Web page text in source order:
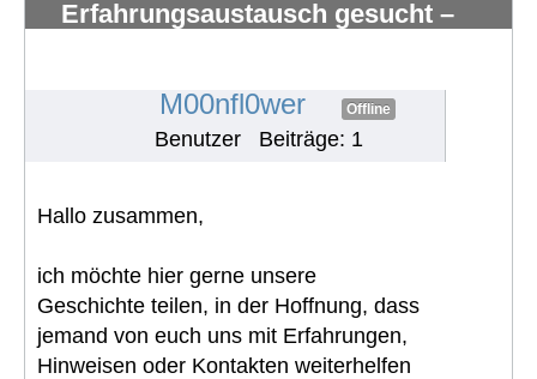
Erfahrungsaustausch gesucht –
M00nfl0wer Offline
Benutzer Beiträge: 1
Hallo zusammen,
ich möchte hier gerne unsere
Geschichte teilen, in der Hoffnung, dass
jemand von euch uns mit Erfahrungen,
Hinweisen oder Kontakten weiterhelfen